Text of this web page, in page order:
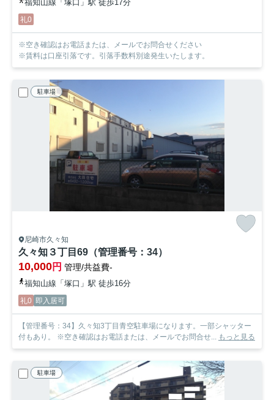
福知山線「塚口」駅 徒歩17分
礼0
※空き確認はお電話または、メールでお問合せください
※賃料は口座引落です。引落手数料別途発生いたします。
駐車場
尼崎市久々知
久々知３丁目69（管理番号：34）
10,000円 管理/共益費-
福知山線「塚口」駅 徒歩16分
礼0 即入居可
【管理番号：34】久々知3丁目青空駐車場になります。一部シャッター
付もあり。 ※空き確認はお電話または、メールでお問合せ... もっと見る
駐車場